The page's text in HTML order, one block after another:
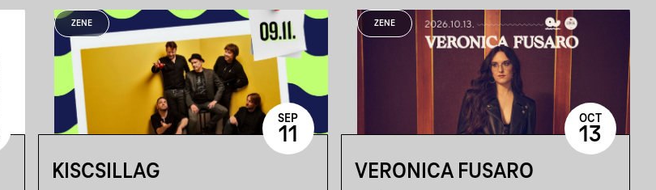
ZENE
KISCSILLAG
SEP
11
ZENE
VERONICA FUSARO
OCT
13